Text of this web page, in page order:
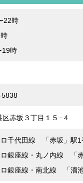
22時
19時
区赤坂３丁目１５−４
千代田線 「赤坂」駅1
銀座線・丸ノ内線 「
銀座線・南北線 「溜